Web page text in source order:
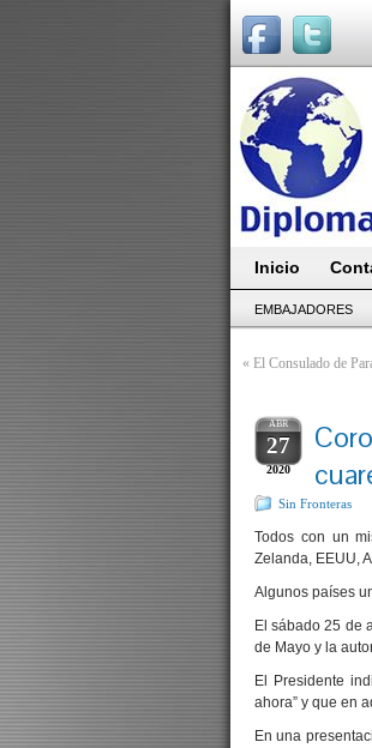
Inicio
EMBAJADORES
« El Consulado de
ABR
27
2020
Sin Fronteras
Todos con un
Zelanda, EEUU,
Algunos países
El sábado 25 de
de Mayo y la
El Presidente
ahora” y que en
En una